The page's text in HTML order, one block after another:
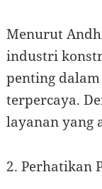
Menurut
industri
penting
terpercaya.
layanan yang
2. Perhatikan